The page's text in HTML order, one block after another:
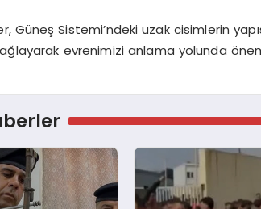
Güneş Sistemi’ndeki uzak cisimlerin
evrenimizi anlama yolunda